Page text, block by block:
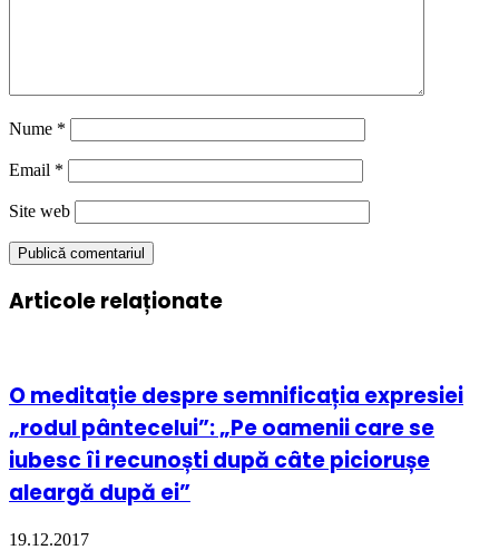
Nume *
Email *
Site web
Articole relaționate
O meditație despre semnificația expresiei
„rodul pântecelui”: „Pe oamenii care se
iubesc îi recunoști după câte piciorușe
aleargă după ei”
19.12.2017